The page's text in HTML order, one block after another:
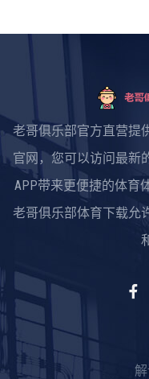
老哥俱乐部官方直营提
官网，您可以访问最新
APP带来更便捷的体育
老哥俱乐部体育下载允